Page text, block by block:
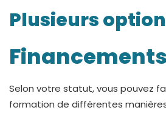
Plusieurs
Financements
Selon votre statut, vous pouvez
formation de différentes